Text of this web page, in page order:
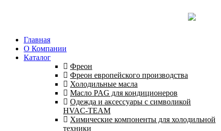
Главная
О Компании
Каталог
Фреон
Фреон европейского производства
Холодильные масла
Масло PAG для кондиционеров
Одежда и аксессуары с символикой
HVAC-TEAM
Химические компоненты для холодильной
техники